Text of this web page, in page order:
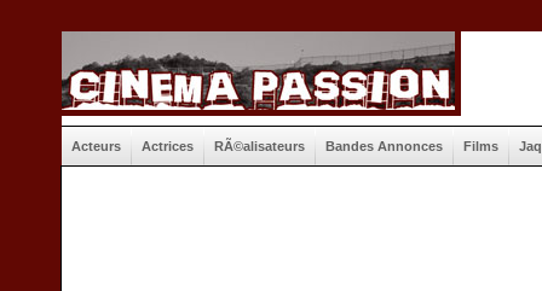
Acteurs Actrices RÃ©alisateurs Bandes Annonces Films